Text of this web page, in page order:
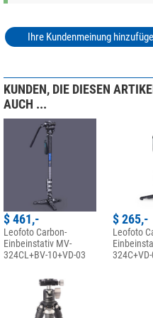
Ihre Kundenmeinung
KUNDEN, DIE DIESEN
AUCH ...
$ 461,-
Leofoto Carbon-
Einbeinstativ MV-
324CL+BV-10+VD-03
$ 265,-
Leofoto